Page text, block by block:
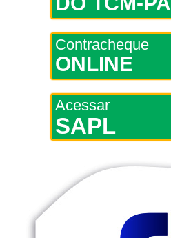
Contracheque
ONLINE
Acessar
SAPL